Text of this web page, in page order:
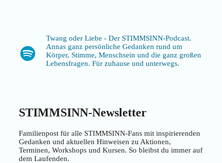
Spotify
Twang oder Liebe - Der STIMMSINN-Podcast.
Annas ganz persönliche Gedanken rund um
Körper, Stimme, Menschsein und die ganz großen
Lebensfragen. Für zuhause und unterwegs.
STIMMSINN-Newsletter
Familienpost für alle STIMMSINN-Fans mit inspirierenden
Gedanken und aktuellen Hinweisen zu Aktionen,
Terminen, Workshops und Kursen. So bleibst du immer auf
dem Laufenden.